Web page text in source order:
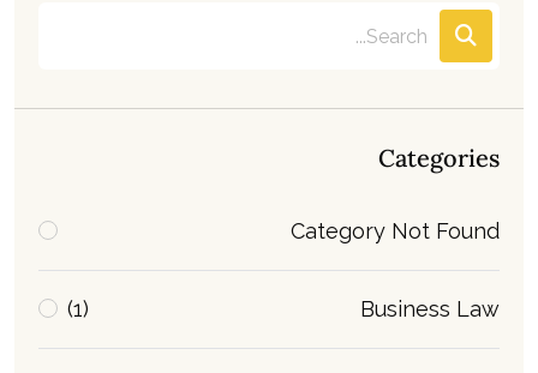
Categories
Category Not Found
Business Law
(1)